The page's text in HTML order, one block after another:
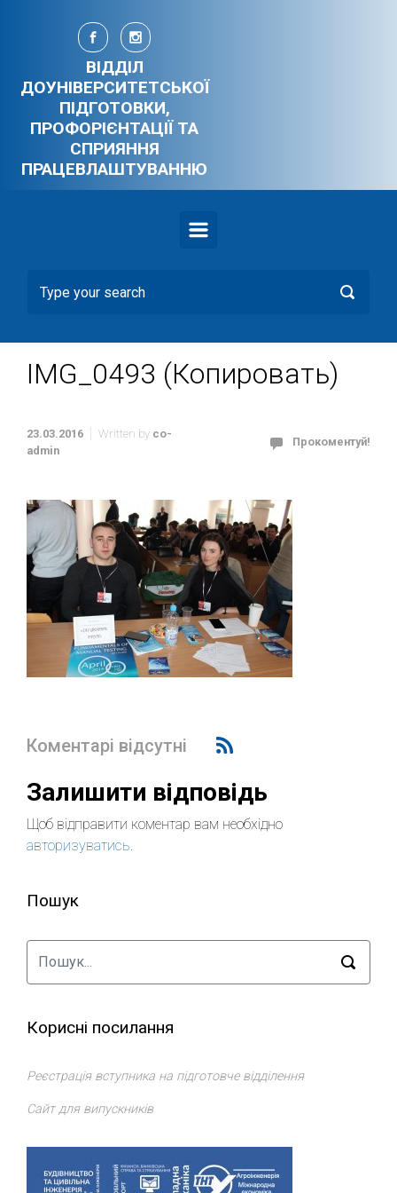
Skip to main content
ВІДДІЛ
ДОУНІВЕРСИТЕТСЬКОЇ
ПІДГОТОВКИ,
ПРОФОРІЄНТАЦІЇ ТА
СПРИЯННЯ
ПРАЦЕВЛАШТУВАННЮ
IMG_0493 (Копировать)
23.03.2016 Written by co-
admin
Прокоментуй!
Коментарі відсутні
Залишити відповідь
Щоб відправити коментар вам необхідно
авторизуватись.
Пошук
Корисні посилання
Реєстрація вступника на підготовче відділення
Сайт для випускників